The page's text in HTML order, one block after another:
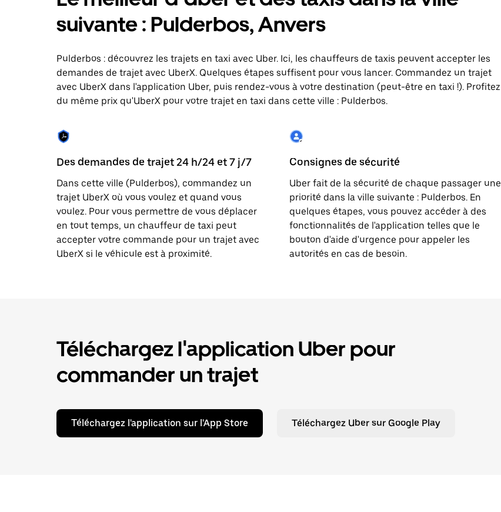
le
calendrier
et
date.
Appuyez
sur
la
touche
fermer
le
suivante : Pulderbos, Anvers
Pulderbos : découvrez les trajets en taxi avec Uber. Ici, les chauffeurs de taxis peuvent accepter les
demandes de trajet avec UberX. Quelques étapes suffisent pour vous lancer. Commandez un trajet
avec UberX dans l'application Uber, puis rendez-vous à votre destination (peut-être en taxi !). Profitez
du même prix qu'UberX pour votre trajet en taxi dans cette ville : Pulderbos.
Des demandes de trajet 24 h/24 et 7 j/7
Dans cette ville (Pulderbos), commandez un
trajet UberX où vous voulez et quand vous
voulez. Pour vous permettre de vous déplacer
en tout temps, un chauffeur de taxi peut
accepter votre commande pour un trajet avec
UberX si le véhicule est à proximité.
Consignes de sécurité
Uber fait de la sécurité de chaque passager une
priorité dans la ville suivante : Pulderbos. En
quelques étapes, vous pouvez accéder à des
fonctionnalités de l'application telles que le
bouton d'aide d'urgence pour appeler les
autorités en cas de besoin.
Téléchargez l'application Uber pour
commander un trajet
Téléchargez l'application sur l'App Store Téléchargez Uber sur Google Play